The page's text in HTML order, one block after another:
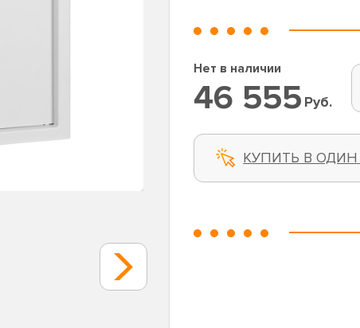
Нет в наличии
46 555 Руб.
КУПИТЬ В